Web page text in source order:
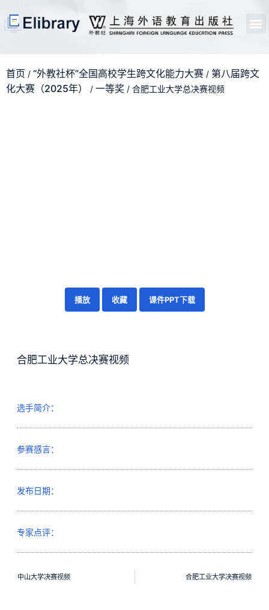
首页 / “外教社杯”全国高校学生跨文化能力大赛 / 第八届跨文
化大赛（2025年）
/ 一等奖 / 合肥工业大学总决赛视频
播放 收藏 课件PPT下载
合肥工业大学总决赛视频
选手简介：
参赛感言：
发布日期：
专家点评：
中山大学决赛视频 合肥工业大学决赛视频